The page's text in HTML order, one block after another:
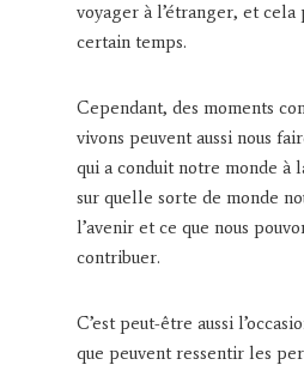
voyager à l’étranger, et
certain temps.
Cependant, des moments
vivons peuvent aussi nous
qui a conduit notre monde à
sur quelle sorte de monde
l’avenir et ce que nous
contribuer.
C’est peut-être aussi
que peuvent ressentir les